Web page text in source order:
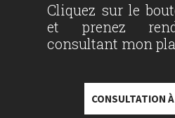
Cliquez sur le
et prenez
consultant mon
CONSULTATION